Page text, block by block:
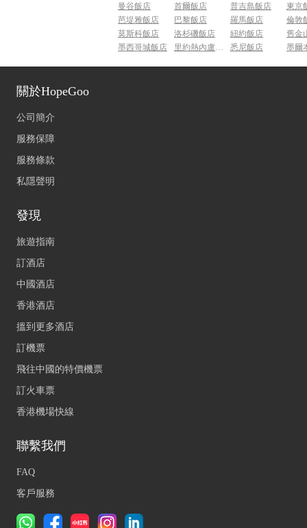
曼谷飯店 首爾飯店 普吉島飯店
東京
芭堤雅飯店
巴黎飯店 羅馬飯店
倫敦
莫斯科飯店
洛杉磯飯店 紐約飯店
舊金
墨西哥城飯店
里約熱內盧飯店 悉尼飯店 墨爾
關於HopeGoo
公司簡介
服務保障
服務條款
私隱聲明
發現
旅遊指南
訂酒店
中國酒店
香港酒店
搵到更多酒店
訂機票
飛往中國的特價機票
訂火車票
香港機場快線
聯繫我們
FAQ
客戶服務